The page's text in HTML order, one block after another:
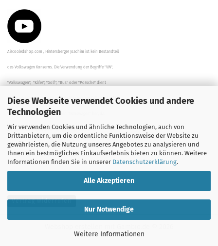
Diese Webseite verwendet Cookies und andere
Technologien
Wir verwenden Cookies und ähnliche Technologien, auch von
Drittanbietern, um die ordentliche Funktionsweise der Website zu
gewährleisten, die Nutzung unseres Angebotes zu analysieren und
Ihnen ein bestmögliches Einkaufserlebnis bieten zu können. Weitere
Informationen finden Sie in unserer Datenschutzerklärung.
Alle Akzeptieren
Nur Notwendige
Weitere Informationen
Aircooledshop.com , Hintersberger Joachim ist kein Bestandteil
des Volkswagen Konzerns. Die Verwendung der Begriffe "VW",
"Volkswagen", "Käfer", "Golf", "Bus" oder "Porsche" dient
der Beschreibung der Teile und stellt in keinem Fall eine direkte
Verbindung zu dem Unternehmen "Volkswagen" her/da.
Die Beschreibungen, Zeichnungen und Angaben zur
Verwendung sind sorgfältig überprüft worden.
Vertrag widerrufen